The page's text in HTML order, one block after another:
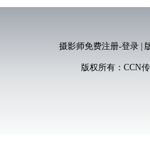
摄影师免费注册-登录|
版权所有： CCN